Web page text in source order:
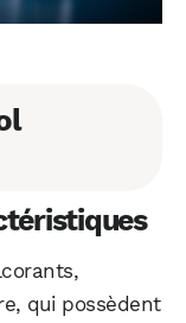
qui possèdent